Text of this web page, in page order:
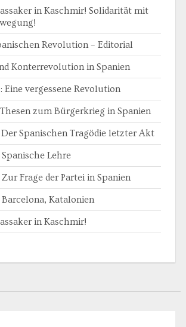
in Kaschmir! Solidarität mit
Revolution – Editorial
Konterrevolution in Spanien
Eine vergessene Revolution
zum Bürgerkrieg in Spanien
Spanischen Tragödie letzter Akt
Lehre
Frage der Partei in Spanien
Katalonien
in Kaschmir!